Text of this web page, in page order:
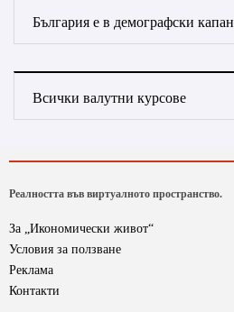
България е в демографски капан
Всички валутни курсове
Реалността във виртуалното пространство.
За „Икономически живот“
Условия за ползване
Реклама
Контакти